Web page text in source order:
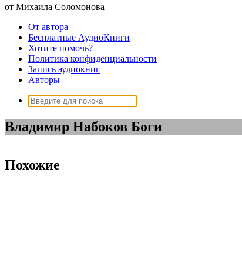
от Михаила Соломонова
От автора
Бесплатные АудиоКниги
Хотите помочь?
Политика конфиденциальности
Запись аудиокниг
Авторы
Поиск:
Владимир Набоков Боги
Похожие